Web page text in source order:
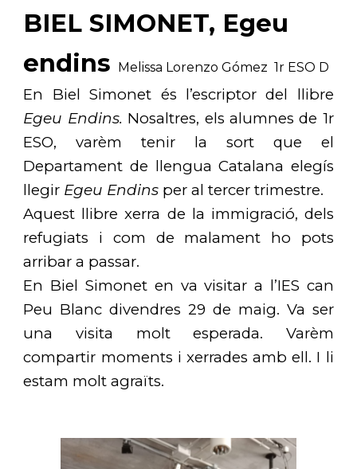
BIEL SIMONET, Egeu
endins Melissa Lorenzo Gómez 1r ESO D
En Biel Simonet és l’escriptor del llibre
Egeu Endins. Nosaltres, els alumnes de 1r
ESO, varèm tenir la sort que el
Departament de llengua Catalana elegís
llegir Egeu Endins per al tercer trimestre.
Aquest llibre xerra de la immigració, dels
refugiats i com de malament ho pots
arribar a passar.
En Biel Simonet en va visitar a l’IES can
Peu Blanc divendres 29 de maig. Va ser
una visita molt esperada. Varèm
compartir moments i xerrades amb ell. I li
estam molt agraïts.